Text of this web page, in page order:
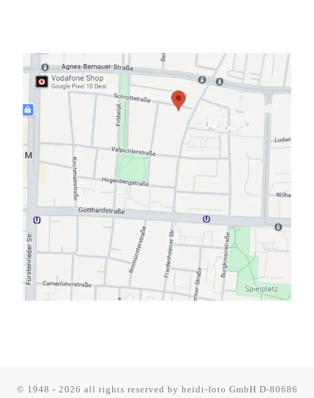
© 1948 - 2026 all rights reserved by heidi-foto GmbH D-80686